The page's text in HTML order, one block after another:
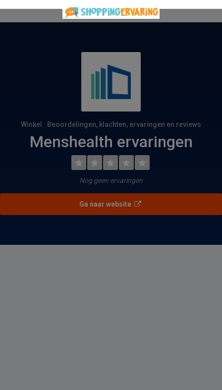
Winkel : Beoordelingen, klachten, ervaringen en reviews
Menshealth ervaringen
Nog geen ervaringen
Ga naar website